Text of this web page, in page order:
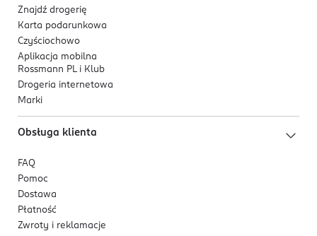
Znajdź drogerię
Karta podarunkowa
Czyściochowo
Aplikacja mobilna
Rossmann PL i Klub
Drogeria internetowa
Marki
Obsługa klienta
FAQ
Pomoc
Dostawa
Płatność
Zwroty i reklamacje